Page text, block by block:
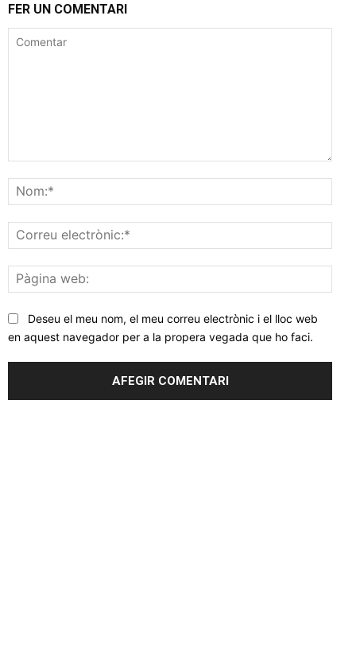
FER UN COMENTARI
web:
Deseu el meu nom, el meu correu electrònic i el lloc web
en aquest navegador per a la propera vegada que ho faci.